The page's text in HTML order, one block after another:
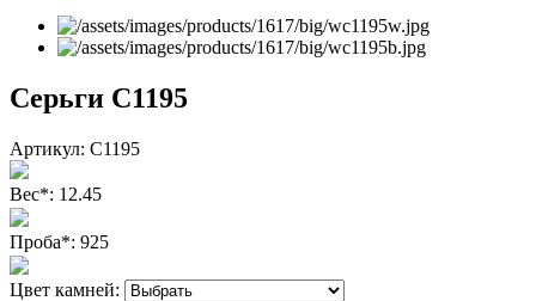
Серьги С1195
Артикул: С1195
Вес*: 12.45
Проба*: 925
Цвет камней: